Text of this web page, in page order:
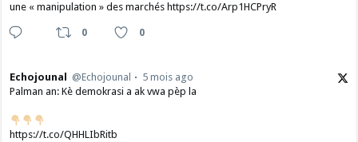
une « manipulation » des marchés https://t.co/Arp1HCPryR
0 0
Echojounal @Echojounal
5 mois ago
Palman an: Kè demokrasi a ak vwa pèp la
https://t.co/QHHLIbRitb